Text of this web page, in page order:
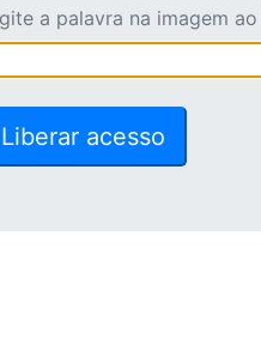
a palavra na imagem